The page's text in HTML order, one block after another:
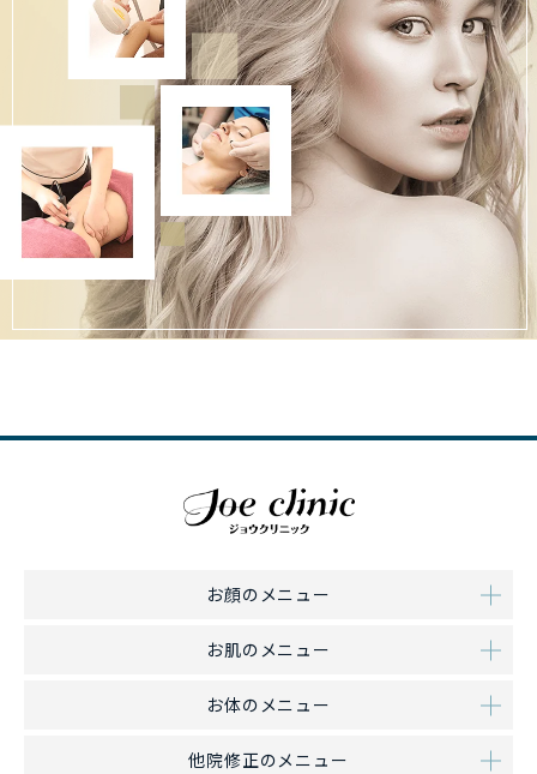
お顔のメニュー
お肌のメニュー
お体のメニュー
他院修正のメニュー